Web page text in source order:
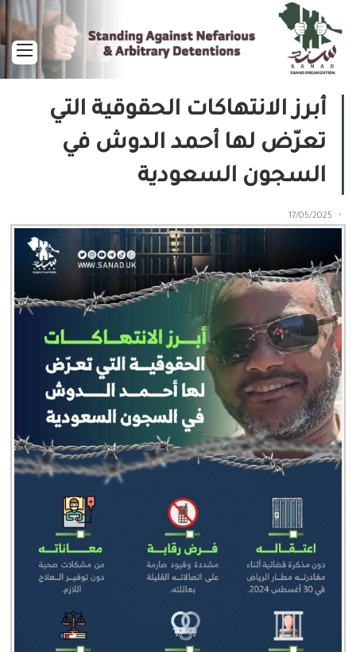
أبرز الانتهاكات الحقوقية التي
تعرّض لها أحمد الدوش في
السجون السعودية
17/05/2025